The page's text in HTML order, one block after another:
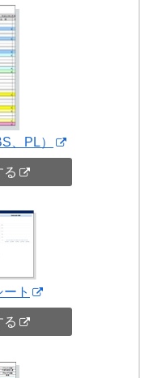
、PL）
る
ト
る